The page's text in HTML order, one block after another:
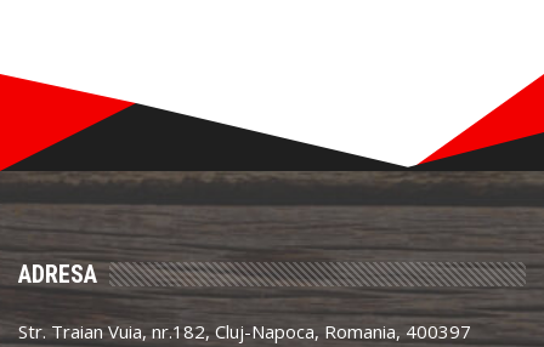
ADRESA
Str. Traian Vuia, nr.182, Cluj-Napoca, Romania, 400397